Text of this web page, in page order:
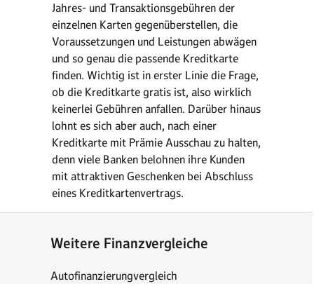
Jahres- und Transaktionsgebühren der
einzelnen Karten gegenüberstellen, die
Voraussetzungen und Leistungen abwägen
und so genau die passende Kreditkarte
finden. Wichtig ist in erster Linie die Frage,
ob die Kreditkarte gratis ist, also wirklich
keinerlei Gebühren anfallen. Darüber hinaus
lohnt es sich aber auch, nach einer
Kreditkarte mit Prämie Ausschau zu halten,
denn viele Banken belohnen ihre Kunden
mit attraktiven Geschenken bei Abschluss
eines Kreditkartenvertrags.
Weitere Finanzvergleiche
Autofinanzierungvergleich